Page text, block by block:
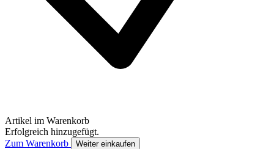
Artikel im Warenkorb
Erfolgreich hinzugefügt.
Zum Warenkorb
Weiter einkaufen